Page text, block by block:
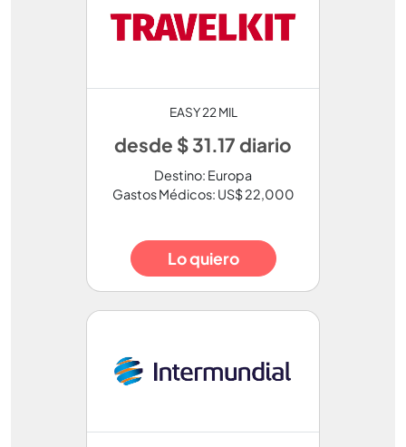
EASY 22 MIL
desde $ 31.17 diario
Destino: Europa
Gastos Médicos: US$ 22,000
Lo quiero